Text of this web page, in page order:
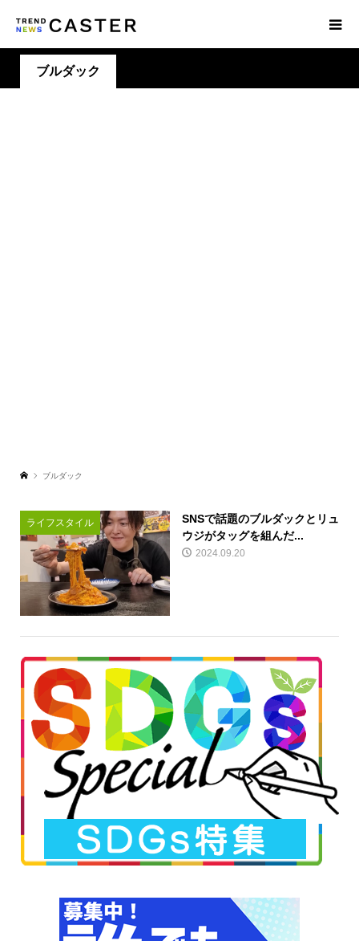
ブルダック
ブルダック
ライフスタイル
SNSで話題のブルダックとリュ
ウジがタッグを組んだ...
2024.09.20